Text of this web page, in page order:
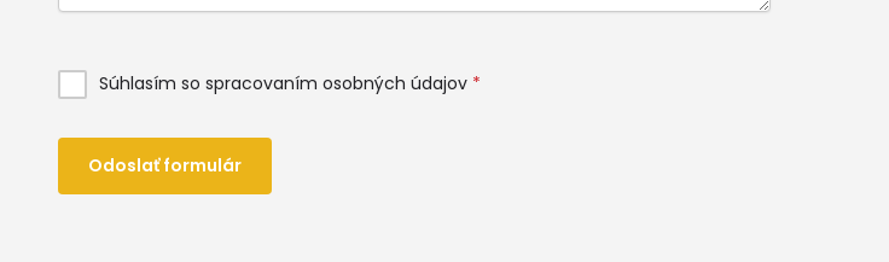
Súhlasím so spracovaním osobných údajov *
Odoslať formulár